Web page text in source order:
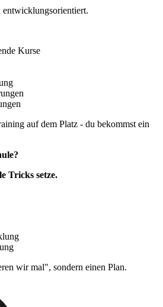
Kurse
auf dem Platz - du bekommst ein
Tricks setze.
wir mal", sondern einen Plan.